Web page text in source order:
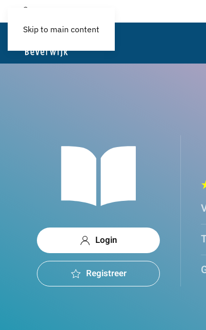
Skip to main content
Login
Registreer